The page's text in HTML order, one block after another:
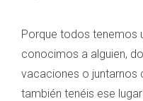
Porque todos tenemos
conocimos a alguien,
vacaciones o
también tenéis ese